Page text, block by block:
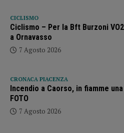
CICLISMO
Ciclismo – Per la Bft Burzoni
a Ornavasso
7 Agosto 2026
CRONACA PIACENZA
Incendio a Caorso, in fiamme
FOTO
7 Agosto 2026